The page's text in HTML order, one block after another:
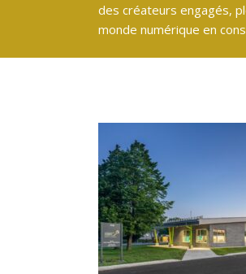
des créateurs engagés,
monde numérique en